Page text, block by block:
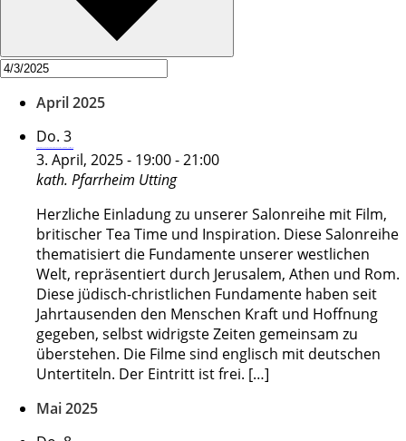
April 2025
Do. 3
3. April, 2025 - 19:00-21:00
kath. Pfarrheim Utting
Herzliche Einladung zu unserer Salonreihe mit Film,
britischer Tea Time und Inspiration. Diese Salonreihe
thematisiert die Fundamente unserer westlichen
Welt, repräsentiert durch Jerusalem, Athen und Rom.
Diese jüdisch-christlichen Fundamente haben seit
Jahrtausenden den Menschen Kraft und Hoffnung
gegeben, selbst widrigste Zeiten gemeinsam zu
überstehen. Die Filme sind englisch mit deutschen
Untertiteln. Der Eintritt ist frei. […]
Mai 2025